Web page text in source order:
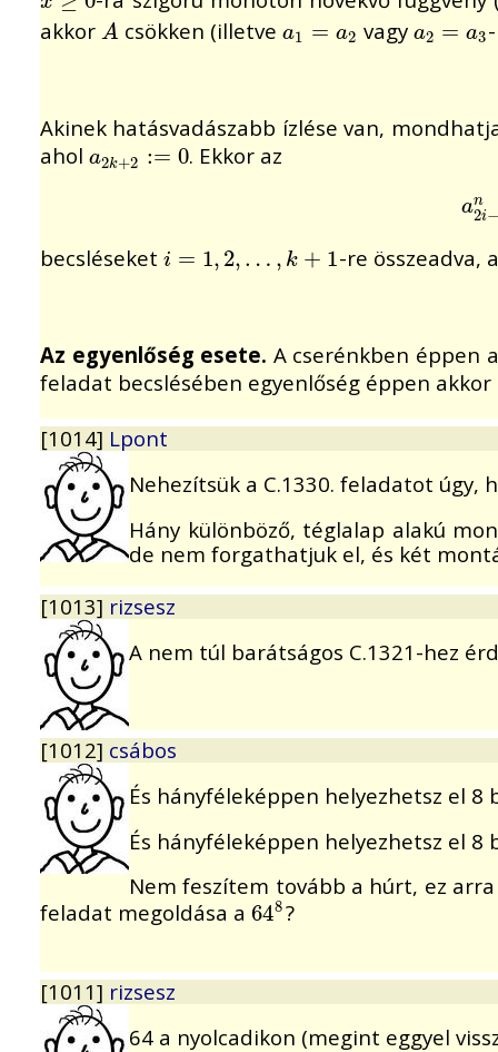
akkor A
A csökken (illetvea1 = a2
a1 =a 2 vagy a2 = a3
a2 =a 3
Akinek hatásvadászabb ízlése van,
ahol a2k+2 := 0
a2k+2:=0 . Ekkor az
an
2i−
a2i
becsléseket i = 1, 2, … , k + 1
i=1, 2,…,k + 1 -re összeadva,
Az egyenlőség esete. A cserénkben éppen
feladat becslésében egyenlőség éppen
[1014] Lpont
Nehezítsük a C.1330. feladatot úgy,
Hány különböző, téglalap alakú
de nem forgathatjuk el, és két
[1013] rizsesz
A nem túl barátságos C.1321-hez
[1012] csábos
És hányféleképpen helyezhetsz el
És hányféleképpen helyezhetsz el
Nem feszítem tovább a húrt, ez
feladat megoldása a 648
648?
[1011] rizsesz
64 a nyolcadikon (megint eggyel